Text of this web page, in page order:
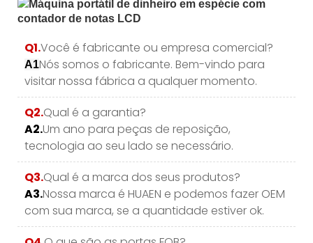
Q1.Você é fabricante ou empresa comercial?
A1Nós somos o fabricante. Bem-vindo para
visitar nossa fábrica a qualquer momento.
Q2.Qual é a garantia?
A2.Um ano para peças de reposição,
tecnologia ao seu lado se necessário.
Q3.Qual é a marca dos seus produtos?
A3.Nossa marca é HUAEN e podemos fazer OEM
com sua marca, se a quantidade estiver ok.